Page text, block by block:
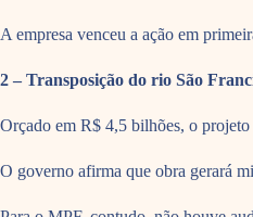
A empresa venceu a ação em
2 – Transposição do rio São
Orçado em R$ 4,5 bilhões, o projeto
O governo afirma que obra gerará